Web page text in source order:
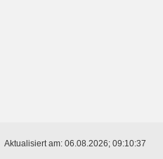
Aktualisiert am: 06.08.2026; 09:10:37